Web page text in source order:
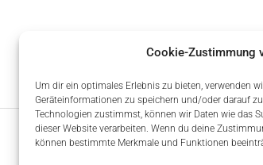
Cookie-Zustimmung
Um dir ein optimales Erlebnis zu bieten, verwenden
Geräteinformationen zu speichern und/oder darauf
Technologien zustimmst, können wir Daten wie das
dieser Website verarbeiten. Wenn du deine
können bestimmte Merkmale und Funktionen